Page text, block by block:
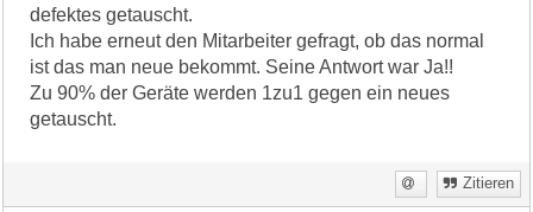
defektes getauscht.
Ich habe erneut den Mitarbeiter gefragt, ob das normal
ist das man neue bekommt. Seine Antwort war Ja!!
Zu 90% der Geräte werden 1zu1 gegen ein neues
getauscht.
Zitieren